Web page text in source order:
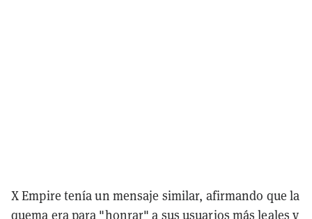
X Empire tenía un mensaje similar, afirmando que la
quema era para "honrar" a sus usuarios más leales y